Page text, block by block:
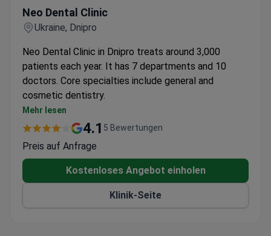
Neo Dental Clinic
Ukraine, Dnipro
Neo Dental Clinic in Dnipro treats around 3,000
patients each year. It has 7 departments and 10
doctors. Core specialties include general and
cosmetic dentistry.
Uses modern digital imaging for precise
diagnostics and treatment planning.
cleanings to complex restorations.
Provides a comfortable environment and pain
management options for all procedures.
Mehr lesen
4.1 5 Bewertungen
Preis auf Anfrage
Kostenloses Angebot einholen
Klinik-Seite